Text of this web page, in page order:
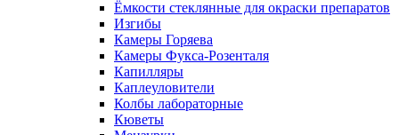
Ёмкости стеклянные для окраски препаратов
Изгибы
Камеры Горяева
Камеры Фукса-Розенталя
Капилляры
Каплеуловители
Колбы лабораторные
Кюветы